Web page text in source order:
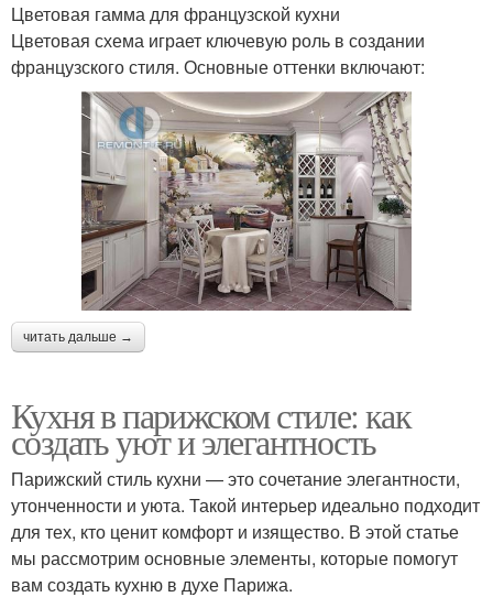
Цветовая гамма для французской кухни
Цветовая схема играет ключевую роль в создании
французского стиля. Основные оттенки включают:
читать дальше →
Кухня в парижском стиле: как
создать уют и элегантность
Парижский стиль кухни — это сочетание элегантности,
утонченности и уюта. Такой интерьер идеально подходит
для тех, кто ценит комфорт и изящество. В этой статье
мы рассмотрим основные элементы, которые помогут
вам создать кухню в духе Парижа.